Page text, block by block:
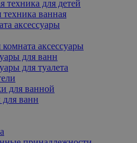
техника для детей
ванная
аксессуары
аксессуары
для ванн
для туалета
для ванной
ванн